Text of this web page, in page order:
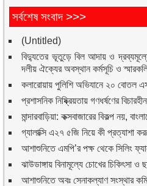
সর্বশেষ সংবাদ >>>
(Untitled)
বিদ্যুতের ভূতুড়ে বিল আদায় ও
দলীয় ঐক্যের অবস্থান কর্মসূচি ও
কলারোয়ায় পুলিশি অভিযানে ২০ বোতল
প্রশাসনিক নিষ্ক্রিয়তায় গণধর্ষণের
মান্দারবাড়িয়া: কক্সবাজারের বিকল্প নয়,
গ্যালাক্সি এ২৭ ৫জি নিয়ে কী প্রত্যাশা
আশাশুনিতে এমপি’র পক্ষ থেকে সিলিং
ঝাউডাঙ্গায় বিনামূল্যে চোখের চিকিৎসা ও
আশাশুনিতে অবঃ সেনাকল্যাণ সংস্থার